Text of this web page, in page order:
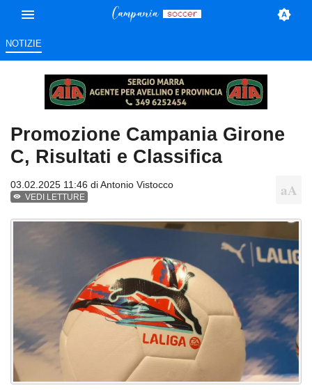
NOTIZIE
Promozione Campania Girone
C, Risultati e Classifica
03.02.2025 11:46 diAntonio Vistocco
VEDI LETTURE